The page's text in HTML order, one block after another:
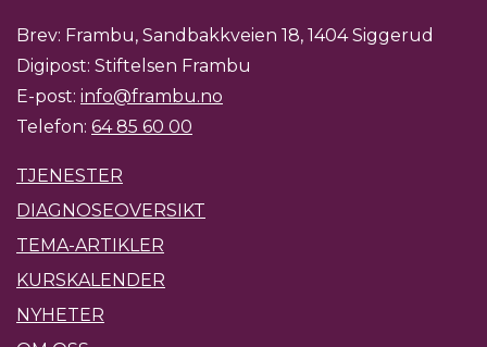
Brev: Frambu, Sandbakkveien 18, 1404 Siggerud
Digipost: Stiftelsen Frambu
E-post: info@frambu.no
Telefon: 64 85 60 00
TJENESTER
DIAGNOSEOVERSIKT
TEMA-ARTIKLER
KURSKALENDER
NYHETER